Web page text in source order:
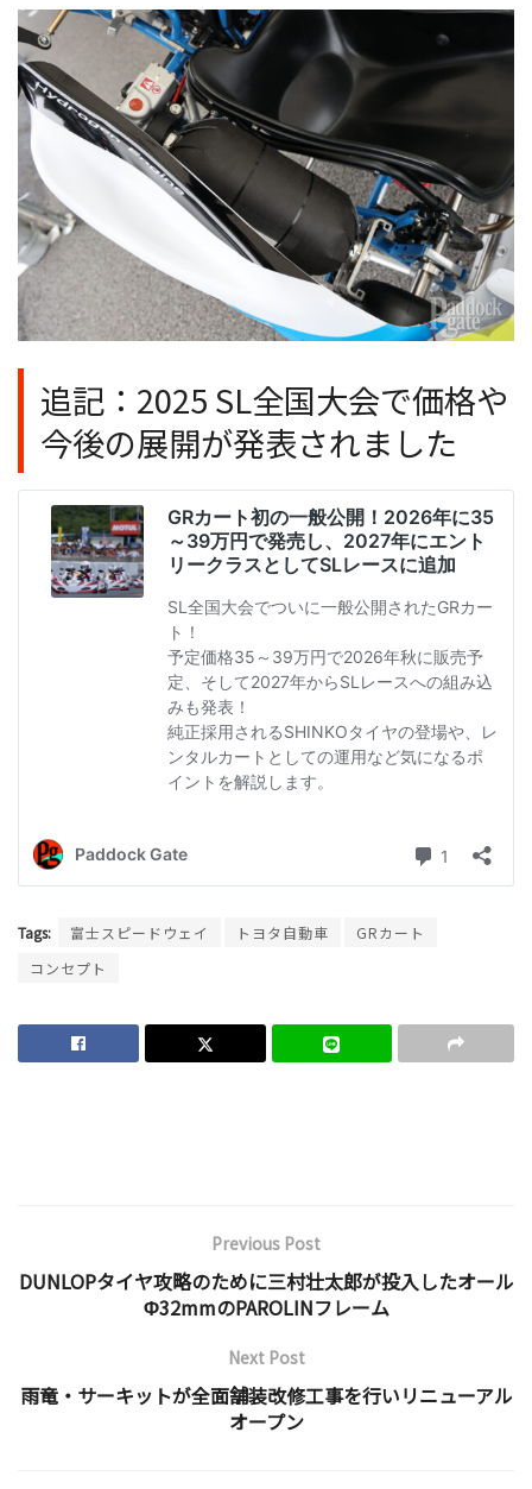
追記：2025 SL全国大会で価格や
今後の展開が発表されました
Tags: 富士スピードウェイ トヨタ自動車
GRカート
コンセプト
Previous Post
DUNLOPタイヤ攻略のために三村壮太郎が投入したオール
Φ32mmのPAROLINフレーム
Next Post
雨竜・サーキットが全面舗装改修工事を行いリニューアル
オープン